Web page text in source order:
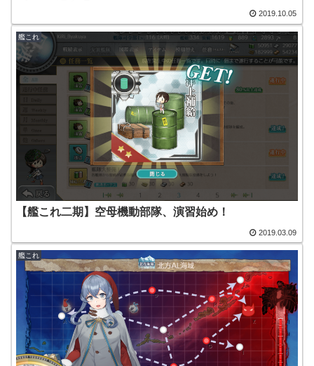
2019.10.05
艦これ
【艦これ二期】空母機動部隊、演習始め！
2019.03.09
艦これ